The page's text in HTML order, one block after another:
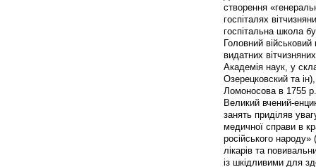
створення
госпіталях
госпітальна школа
Головний
видатних
Академія наук, у
Озерецковский та
Ломоносова в 1755
Великий вчений-
занять приділяв
медичної справи в
російського
лікарів та
із шкідливими для